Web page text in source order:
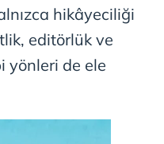
hikâyeciliği
editörlük ve
yönleri de ele